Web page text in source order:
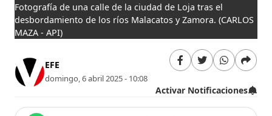
Fotografía de una calle de la ciudad de Loja tras el
desbordamiento de los ríos Malacatos y Zamora. (CARLOS
MAZA - API)
EFE
domingo, 6 abril 2025 - 10:08
Activar Notificaciones